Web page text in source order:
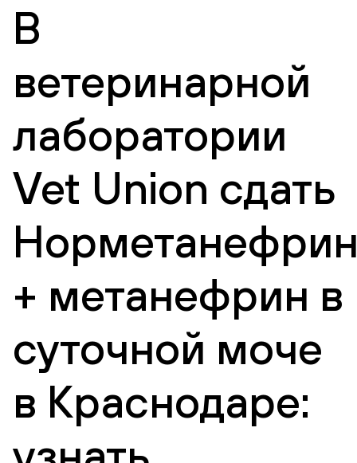
В
ветеринарной
лаборатории
Vet Union сдать
+ метанефрин в
суточной моче
в Краснодаре: